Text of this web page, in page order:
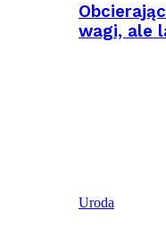
wagi, ale
Uroda